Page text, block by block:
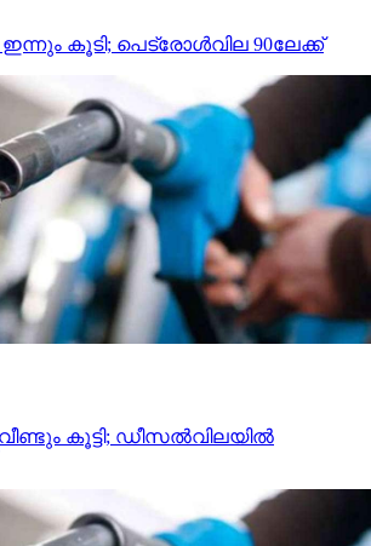
കൂടി; പെട്രോള്‍വില 90ലേക്ക്
കൂട്ടി; ഡീസല്‍വിലയില്‍